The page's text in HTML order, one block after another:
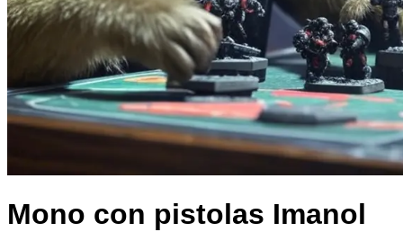
Mono con pistolas Imanol